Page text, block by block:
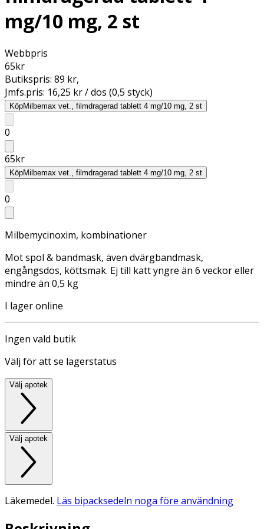
mg/10 mg, 2 st
Webbpris
65kr
Butikspris: 89 kr,
Jmfs.pris: 16,25 kr / dos (0,5 styck)
KöpMilbemax vet., filmdragerad tablett 4 mg/10 mg, 2 st
0
65kr
KöpMilbemax vet., filmdragerad tablett 4 mg/10 mg, 2 st
0
Milbemycinoxim, kombinationer
Mot spol & bandmask, även dvärgbandmask,
engångsdos, köttsmak. Ej till katt yngre än 6 veckor eller
mindre än 0,5 kg
I lager online
Ingen vald butik
Välj för att se lagerstatus
Välj apotek
Välj apotek
Läkemedel. Läs bipacksedeln noga före användning